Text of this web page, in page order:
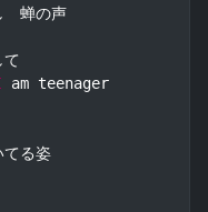
　蝉の声
て
am teenager
てる姿